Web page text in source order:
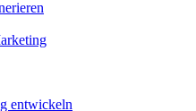
entwickeln